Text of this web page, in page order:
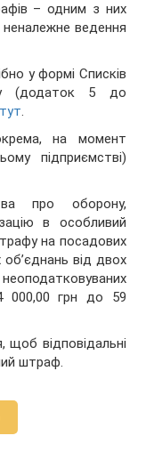
– одним з них
ведення
у формі Списків
(додаток 5 до
тут.
на момент
підприємстві)
про оборону,
в особливий
на посадових
від двох
000,00 грн до 59
щоб відповідальні
штраф.